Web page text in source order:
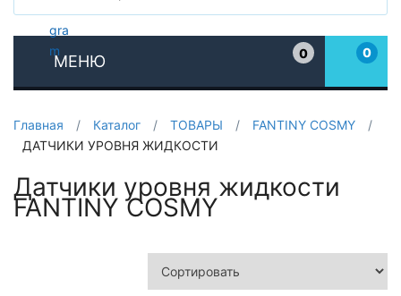
МЕНЮ
0
0
Главная / Каталог / ТОВАРЫ / FANTINY COSMY
/
ДАТЧИКИ УРОВНЯ ЖИДКОСТИ
Датчики уровня жидкости
FANTINY COSMY